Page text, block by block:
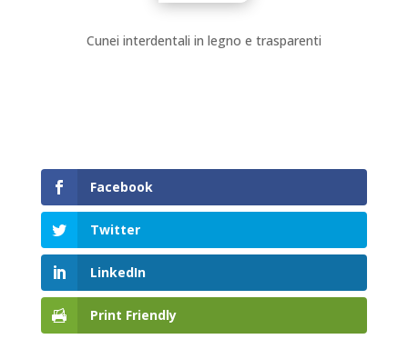
Cunei interdentali in legno e trasparenti
Facebook
Twitter
LinkedIn
Print Friendly